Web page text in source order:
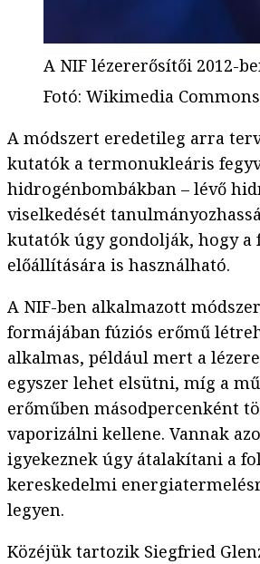
A NIF lézererősítői 2012-
Fotó: Wikimedia Commons
A módszert eredetileg arra
kutatók a termonukleáris
hidrogénbombákban – lévő
viselkedését
kutatók úgy gondolják, hogy a
előállítására is használható.
A NIF-ben alkalmazott
formájában fúziós erőmű
alkalmas, például mert a
egyszer lehet elsütni, míg a
erőműben másodpercenként
vaporizálni kellene. Vannak
igyekeznek úgy átalakítani a
kereskedelmi
legyen.
Közéjük tartozik Siegfried